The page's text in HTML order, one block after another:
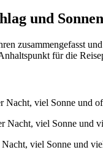
und
zusammengefasst
für die
Nacht, viel Sonne und
Nacht, viel Sonne und
viel Sonne und